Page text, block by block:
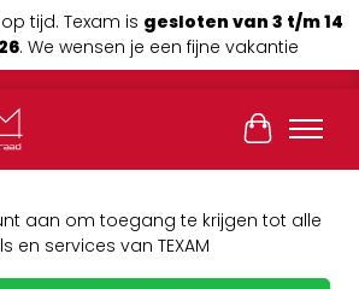
tijd. Texam is gesloten van 3 t/m 14
. We wensen je een fijne vakantie
aan om toegang te krijgen tot alle
en services van TEXAM